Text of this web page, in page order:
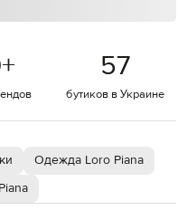
+ 57
бутиков в Украине
Одежда Loro Piana